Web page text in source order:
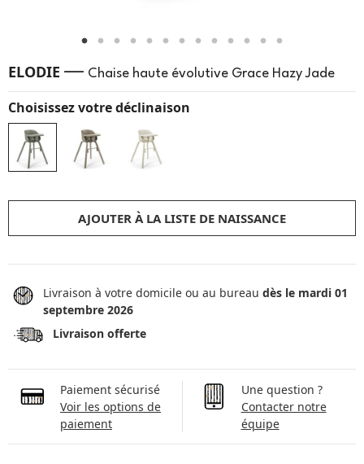
ELODIE — Chaise haute évolutive Grace Hazy Jade
Choisissez votre déclinaison
AJOUTER À LA LISTE DE NAISSANCE
Livraison à votre domicile ou au bureau dès le mardi 01
septembre 2026
Livraison offerte
Paiement sécurisé
Voir les options de
paiement
Une question ?
Contacter notre
équipe